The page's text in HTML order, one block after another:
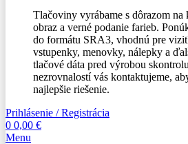
Tlačoviny vyrábame s dôrazom na
obraz a verné podanie farieb.
do formátu SRA3, vhodnú pre
vstupenky, menovky, nálepky a
tlačové dáta pred výrobou
nezrovnalostí vás kontaktujeme,
najlepšie riešenie.
Prihlásenie / Registrácia
0 0,00 €
Menu